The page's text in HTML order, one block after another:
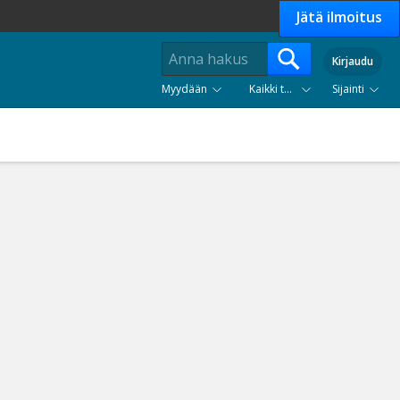
Jätä ilmoitus
Kirjaudu
Myydään
Kaikki tuoteryhmät Sijainti